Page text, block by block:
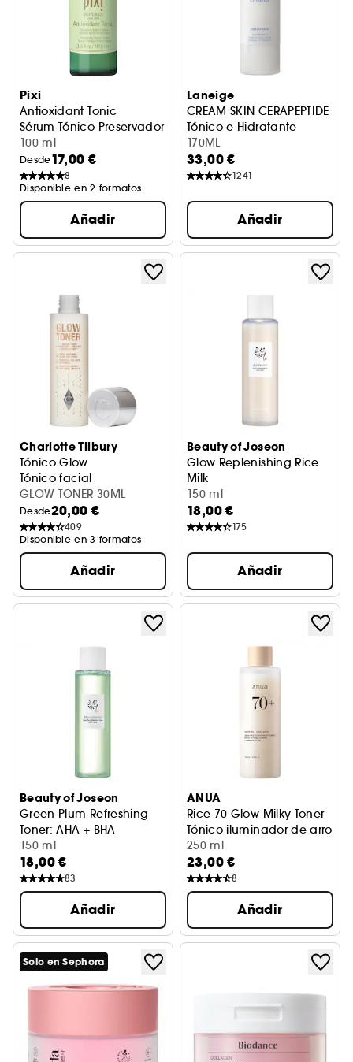
Pixi
Antioxidant Tonic
Sérum Tónico Preservador
100 ml
Desde17,00 €
8
Disponible en 2 formatos
Añadir
Laneige
CREAM SKIN CERAPEPTIDE
Tónico e Hidratante
170ML
33,00 €
1241
Añadir
Charlotte Tilbury
Tónico Glow
Tónico facial
GLOW TONER 30ML
Desde20,00 €
409
Disponible en 3 formatos
Añadir
Beauty of Joseon
Glow Replenishing Rice
Milk
Loción hidratante
150 ml
18,00 €
175
Añadir
Beauty of Joseon
Green Plum Refreshing
Toner: AHA + BHA
Loción exfoliante
150 ml
18,00 €
83
Añadir
ANUA
Rice 70 Glow Milky Toner
Tónico iluminador de arroz
250 ml
23,00 €
8
Añadir
Solo en Sephora